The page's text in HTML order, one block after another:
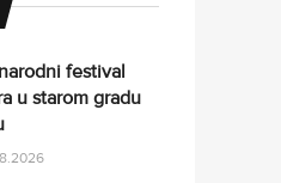
festival
u starom gradu